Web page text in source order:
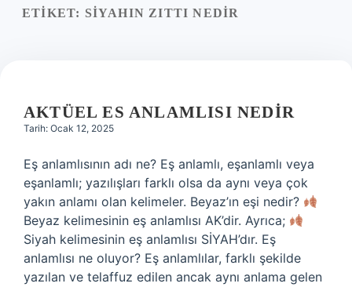
Yasal Uyarı
ETIKET: SIYAHIN ZITTI NEDIR
AKTÜEL ES ANLAMLISI NEDIR
Tarih: Ocak 12, 2025
Eş anlamlısının adı ne? Eş anlamlı, eşanlamlı veya
eşanlamlı; yazılışları farklı olsa da aynı veya çok
yakın anlamı olan kelimeler. Beyaz’ın eşi nedir?
Beyaz kelimesinin eş anlamlısı AK’dir. Ayrıca;
Siyah kelimesinin eş anlamlısı SİYAH’dır. Eş
anlamlısı ne oluyor? Eş anlamlılar, farklı şekilde
yazılan ve telaffuz edilen ancak aynı anlama gelen